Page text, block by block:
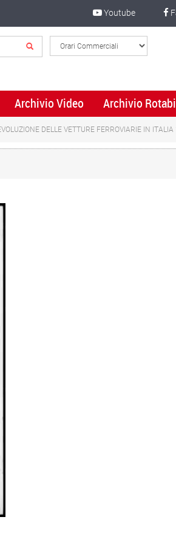
Youtube
Archivio Video Archivio
DELLE VETTURE FERROVIARIE IN